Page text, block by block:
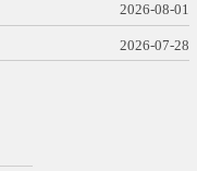
2026-08-01
2026-07-28